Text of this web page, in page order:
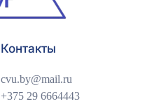
Контакты
cvu.by@mail.ru
+375 29 6664443